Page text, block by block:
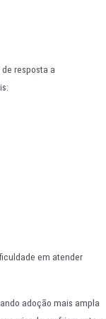
resposta a
em atender
adoção mais ampla